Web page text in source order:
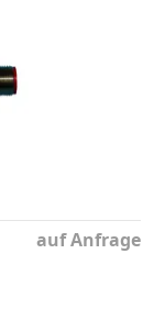
auf Anfrage